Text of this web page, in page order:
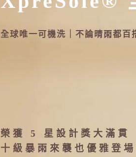
全球唯一可機洗｜不論晴雨都百
榮獲 5 星設計獎大滿貫
十級暴雨來襲也優雅登